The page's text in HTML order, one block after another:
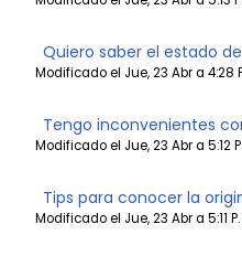
Quiero saber el estado
Modificado el Jue, 23 Abr a 4:28
Tengo inconvenientes
Modificado el Jue, 23 Abr a 5:12
Tips para conocer la
Modificado el Jue, 23 Abr a 5:11 P.